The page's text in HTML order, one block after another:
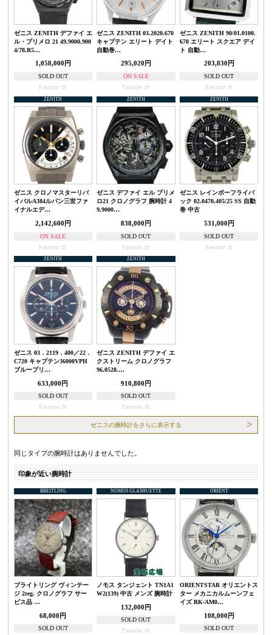
ゼニス ZENITH デファイ エ
ル・プリメロ 21 49.9000.900
4/78.R5…
1,058,000円
SOLD OUT
Favorite
ゼニス ZENITH 03.2020.670
キャプテン エリート デイト
自動巻…
295,020円
ON SALE
Favorite
ゼニス ZENITH 90/01.0100.
670 エリート スクエア デイ
ト 自動…
203,830円
SOLD OUT
Favorite
ZENITH
ゼニス クロノマスターリバ
イバルA384ルパン三世ファ
イナルエデ…
2,142,600円
ON SALE
Favorite
ZENITH
ゼニス デファイ エル プリメ
ロ21 クロノグラフ 腕時計 4
9.9000…
838,000円
SOLD OUT
Favorite
ZENITH
ゼニス レインボーフライバ
ック 02.0470.405/25 SS 自動
巻 中古
531,000円
SOLD OUT
Favorite
ZENITH
ゼニス 03．2119．400／22．
C720 キャプテン36000VPH
ブループリ…
633,000円
SOLD OUT
Favorite
ZENITH
ゼニス ZENITH デファイ エ
クストリーム クロノグラフ
96.0528.…
910,800円
SOLD OUT
Favorite
ゼニスの腕時計をさらに表示する
同じタイプの腕時計はありませんでした。
印象が近い腕時計
BREITLING
ブライトリング ヴィンテー
ジ 2reg. クロノグラフ サー
ビス品 …
68,000円
SOLD OUT
NOMOS GLASHUETTE
ノモス タンジェント TN1A1
W2(139) 中古 メンズ 腕時計
132,000円
SOLD OUT
Favorite
ORIENT
ORIENTSTAR オリエントス
ター メカニカルムーンフェ
イズ RK-AM0…
108,000円
SOLD OUT